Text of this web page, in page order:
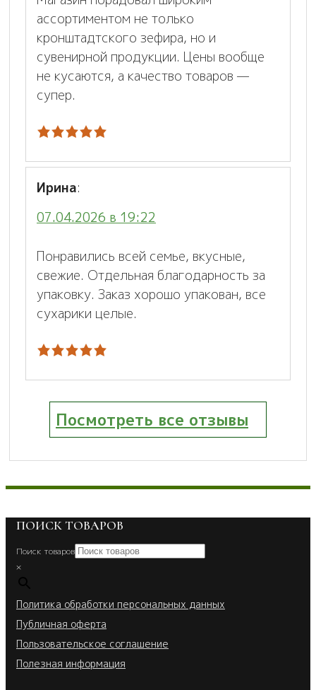
ассортиментом не только
кронштадтского зефира, но и
сувенирной продукции. Цены вообще
не кусаются, а качество товаров —
супер.
Ирина:
07.04.2026 в 19:22
Понравились всей семье, вкусные,
свежие. Отдельная благодарность за
упаковку. Заказ хорошо упакован, все
сухарики целые.
Посмотреть все отзывы
ПОИСК ТОВАРОВ
Поиск товаров
×
Политика обработки персональных данных
Публичная оферта
Пользовательское соглашение
Полезная информация